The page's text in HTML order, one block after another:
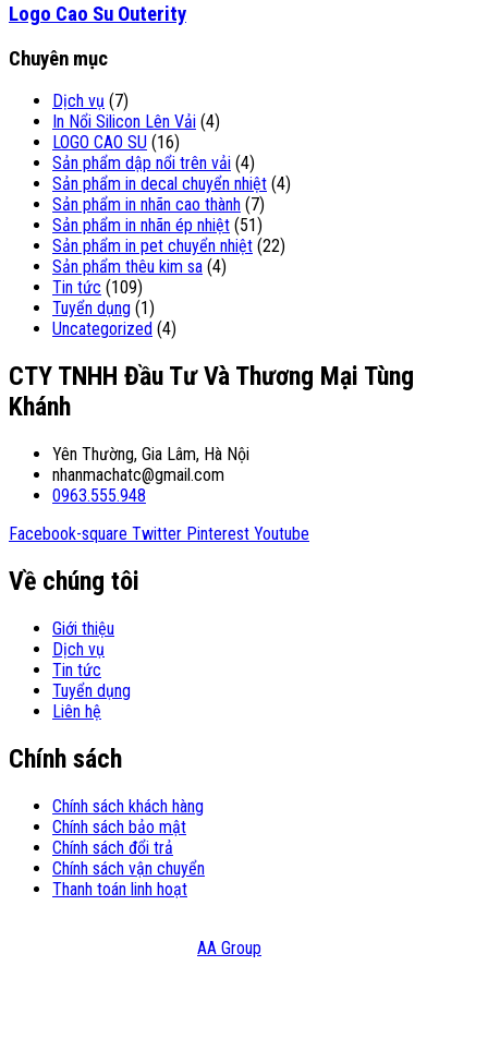
Logo Cao Su Outerity
Chuyên mục
Dịch vụ (7)
In Nổi Silicon Lên Vải (4)
LOGO CAO SU (16)
Sản phẩm dập nổi trên vải (4)
Sản phẩm in decal chuyển nhiệt (4)
Sản phẩm in nhãn cao thành (7)
Sản phẩm in nhãn ép nhiệt (51)
Sản phẩm in pet chuyển nhiệt (22)
Sản phẩm thêu kim sa (4)
Tin tức (109)
Tuyển dụng (1)
Uncategorized (4)
CTY TNHH Đầu Tư Và Thương Mại Tùng
Khánh
Yên Thường, Gia Lâm, Hà Nội
nhanmachatc@gmail.com
0963.555.948
Facebook-square Twitter Pinterest Youtube
Về chúng tôi
Giới thiệu
Dịch vụ
Tin tức
Tuyển dụng
Liên hệ
Chính sách
Chính sách khách hàng
Chính sách bảo mật
Chính sách đổi trả
Chính sách vận chuyển
Thanh toán linh hoạt
AA Group